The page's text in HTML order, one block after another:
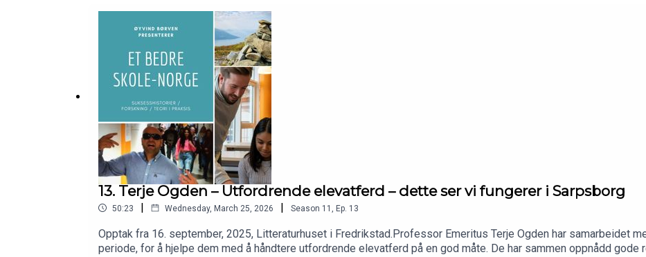
13. Terje Ogden – Utfordrende elevatferd – dette ser vi fungerer i Sarpsborg
50:23 | Wednesday, March 25, 2026 | Season 11 Ep. 13
Opptak fra 16. september, 2025, Litteraturhuset i Fredrikstad.Professor Emeritus Terje Ogden har samarbeidet
periode, for å hjelpe dem med å håndtere utfordrende elevatferd på en god måte. De har sammen oppnådd gode